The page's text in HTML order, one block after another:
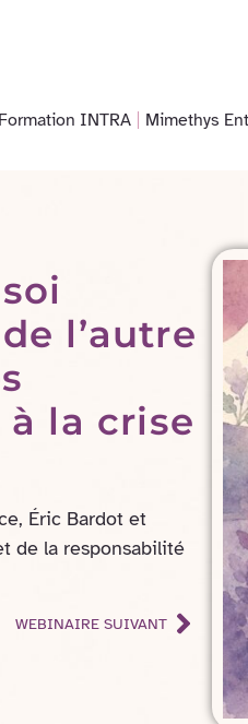
Formation INTRA Mimethys
l’autre
la crise
Éric Bardot et
de la responsabilité
WEBINAIRE SUIVANT